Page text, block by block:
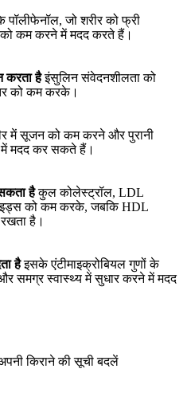
जो शरीर को फ्री
कम करने में मदद करते हैं।
करता हैइंसुलिन संवेदनशीलता को
को कम करके।
में सूजन को कम करने और पुरानी
में मदद कर सकते हैं।
हैकुल कोलेस्ट्रॉल, LDL
को कम करके, जबकि HDL
है।
हैइसके एंटीमाइक्रोबियल गुणों के
समग्र स्वास्थ्य में सुधार करने में मदद
किराने की सूची बदलें